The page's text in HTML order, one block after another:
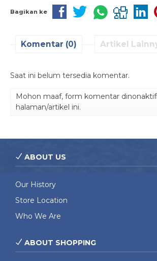
Bagikan ke
Komentar (0) Artikel
Saat ini belum tersedia komentar.
Mohon maaf, form komentar
halaman/artikel ini.
ABOUT US
Our History
Store Location
Who We Are
ABOUT SHOPPING